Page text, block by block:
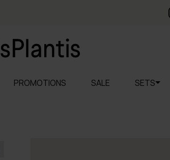
PROMOTIONS SALE SETS